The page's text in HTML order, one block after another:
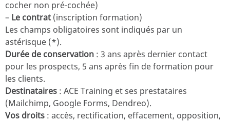
cocher non pré-cochée)
– Le contrat (inscription formation)
Les champs obligatoires sont indiqués par un
astérisque (*).
Durée de conservation : 3 ans après dernier contact
pour les prospects, 5 ans après fin de formation pour
les clients.
Destinataires : ACE Training et ses prestataires
(Mailchimp, Google Forms, Dendreo).
Vos droits : accès, rectification, effacement, opposition,